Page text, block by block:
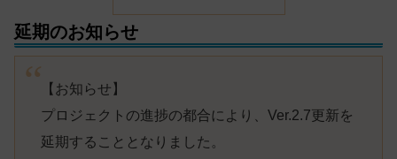
延期のお知らせ
【お知らせ】
プロジェクトの進捗の都合により、Ver.2.7更新を
延期することとなりました。